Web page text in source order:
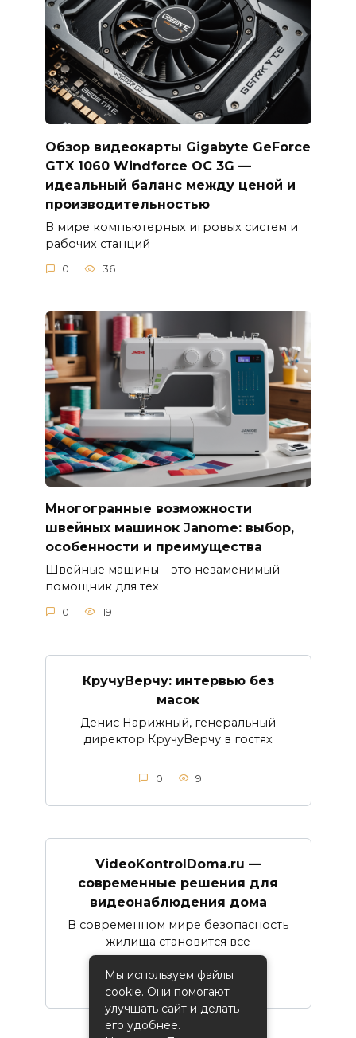
Обзор видеокарты Gigabyte GeForce
GTX 1060 Windforce OC 3G —
идеальный баланс между ценой и
производительностью
В мире компьютерных игровых систем и
рабочих станций
0 36
Многогранные возможности
швейных машинок Janome: выбор,
особенности и преимущества
Швейные машины – это незаменимый
помощник для тех
0 19
КручуВерчу: интервью без
масок
Денис Нарижный, генеральный
директор КручуВерчу в гостях
0 9
VideoKontrolDoma.ru —
современные решения для
видеонаблюдения дома
В современном мире безопасность
жилища становится все
0 14
Мы используем файлы
cookie. Они помогают
улучшать сайт и делать
его удобнее.